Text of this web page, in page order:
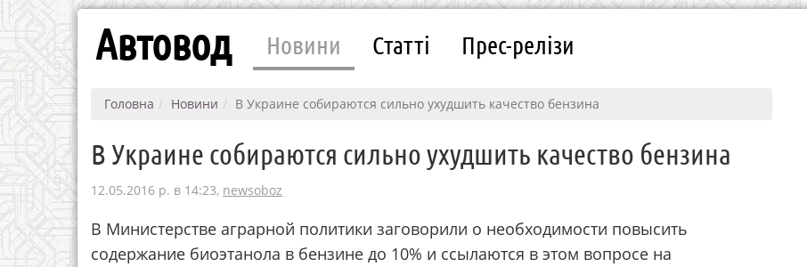
Автовод Новини Статті Прес-релізи
Головна Новини В Украине собираются сильно ухудшить качество бензина
В Украине собираются сильно ухудшить качество бензина
12.05.2016 р. в 14:23, newsoboz
В Министерстве аграрной политики заговорили о необходимости повысить
содержание биоэтанола в бензине до 10% и ссылаются в этом вопросе на